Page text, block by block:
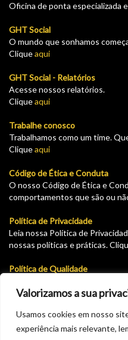
Valorizamos a sua
Usamos cookies em nosso
experiência mais relevante,
Oficina de ponta especializada
GHT Social
O mundo que sonhamos
Cliqueaqui
GHT Social - Relatórios
Acesse nossos relatórios.
Cliqueaqui
Trabalhe conosco
Trabalhamos como um time.
Cliqueaqui
Código de Ética e Conduta
O nosso Código de Ética e
comportamentos que são ou
Política de Privacidade
Leia nossa Política de
nossas políticas e práticas.
Política de Qualidade
entender nossas políticas e
Plataforma para solicitar
Solicite seu pré cadastro aqui e